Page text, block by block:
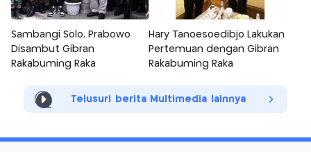
Sambangi Solo, Prabowo
Disambut Gibran
Rakabuming Raka
Hary Tanoesoedibjo Lakukan
Pertemuan dengan Gibran
Rakabuming Raka
Telusuri berita Multimedia lainnya